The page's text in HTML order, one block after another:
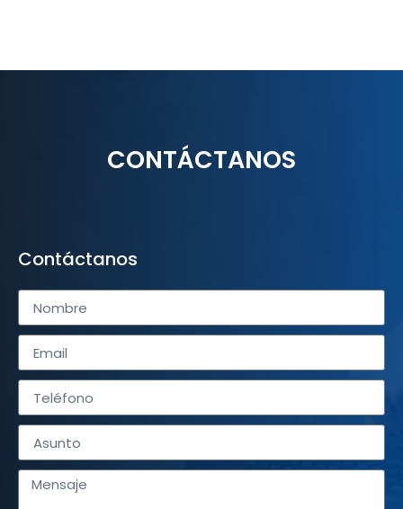
CONTÁCTANOS
Contáctanos